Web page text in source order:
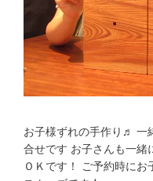
お子様ずれの手作り♬ 一
合せです お子さんも一
ＯＫです！ ご予約時にお